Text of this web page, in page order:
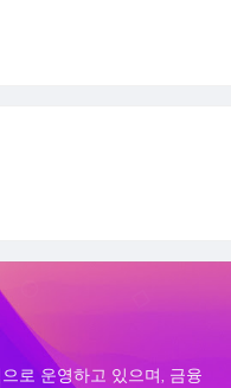
로 운영하고 있으며, 금융